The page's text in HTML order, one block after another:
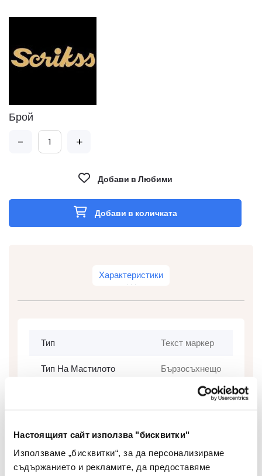
Настоящият сайт използва "бисквитки"
Използваме „бисквитки“, за да персонализираме
съдържанието и рекламите, да предоставяме
Брой
- +
Добави в Любими
Добави в количката
Характеристики
Тип Текст маркер
Тип На Мастилото Бързосъхнещо
Многоцветен
Сменяем Пълнител Не